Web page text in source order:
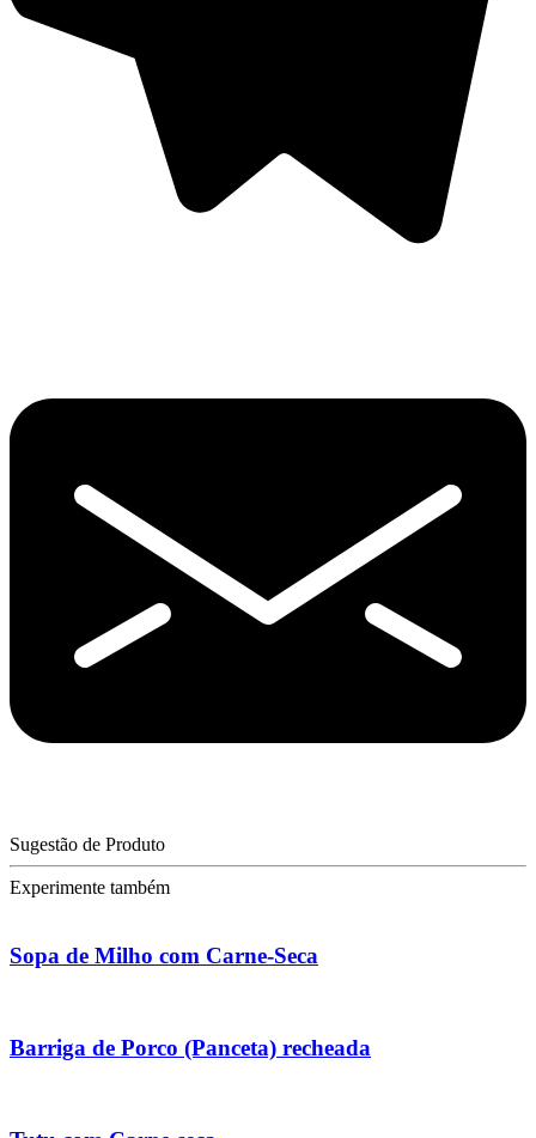
Sugestão de Produto
Experimente também
Sopa de Milho com Carne-Seca
Barriga de Porco (Panceta) recheada